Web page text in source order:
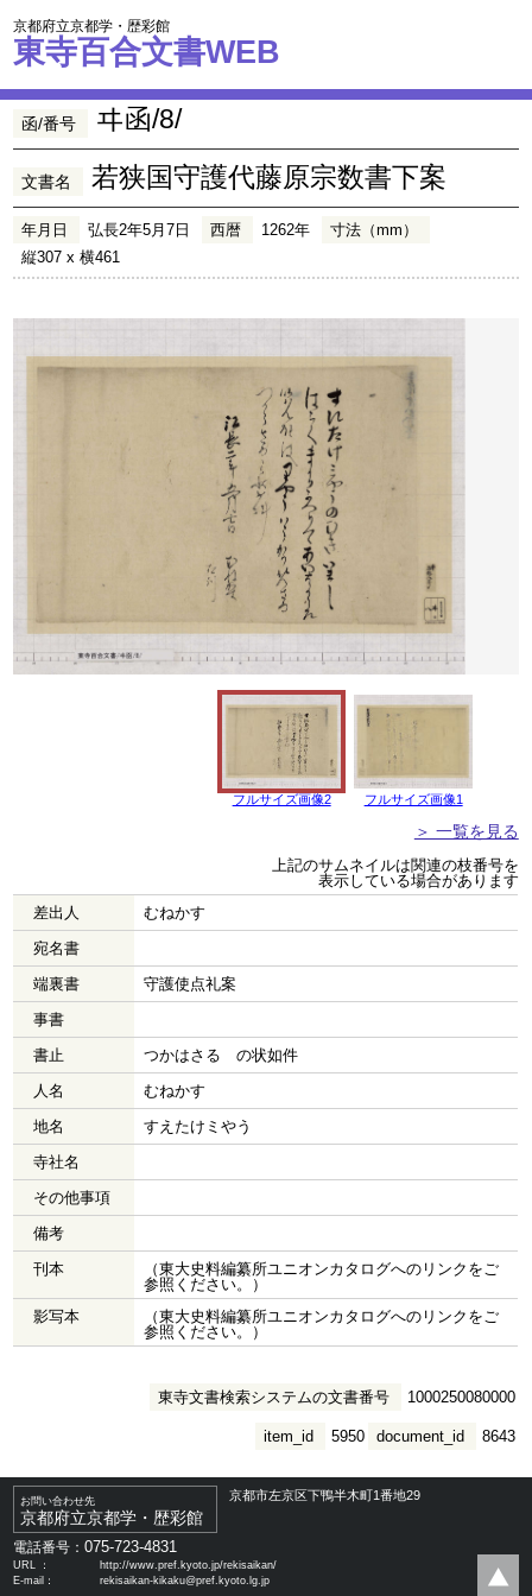
京都府立京都学・歴彩館
東寺百合文書WEB
函/番号 ヰ函/8/
文書名 若狭国守護代藤原宗数書下案
年月日 弘長2年5月7日 西暦 1262年
寸法（mm）
縦307 x 横461
フルサイズ画像2 フルサイズ画像1
＞ 一覧を見る
上記のサムネイルは関連の枝番号を
表示している場合があります
差出人
むねかす
宛名書
端裏書
守護使点礼案
事書
書止
つかはさる の状如件
人名
むねかす
地名
すえたけミやう
寺社名
その他事項
備考
刊本
（東大史料編纂所ユニオンカタログへのリンクをご
参照ください。）
影写本
（東大史料編纂所ユニオンカタログへのリンクをご
参照ください。）
東寺文書検索システムの文書番号 1000250080000
document_id 8643
item_id 5950
お問い合わせ先
京都府立京都学・歴彩館
京都市左京区下鴨半木町1番地29
電話番号：075-723-4831
URL ：
http://www.pref.kyoto.jp/rekisaikan/
E-mail：
rekisaikan-kikaku@pref.kyoto.lg.jp